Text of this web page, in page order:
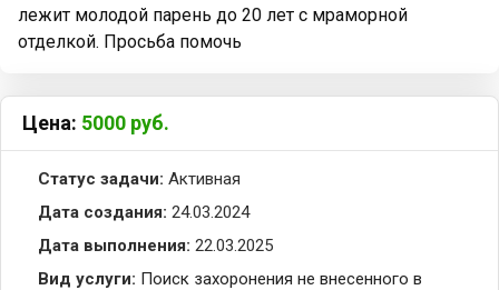
лежит молодой парень до 20 лет с мраморной
отделкой. Просьба помочь
Цена: 5000 руб.
Статус задачи: Активная
Дата создания: 24.03.2024
Дата выполнения: 22.03.2025
Вид услуги: Поиск захоронения не внесенного в